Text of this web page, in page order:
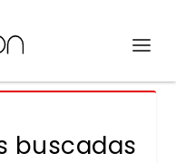
buscadas